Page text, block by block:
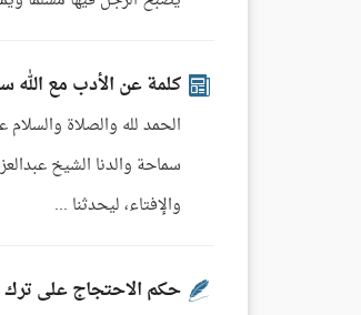
كلمة عن الأدب مع الله
الحمد لله والصلاة
سماحة والدنا الشيخ
والإفتاء، ليحدثنا ...
حكم الاحتجاج على ترك